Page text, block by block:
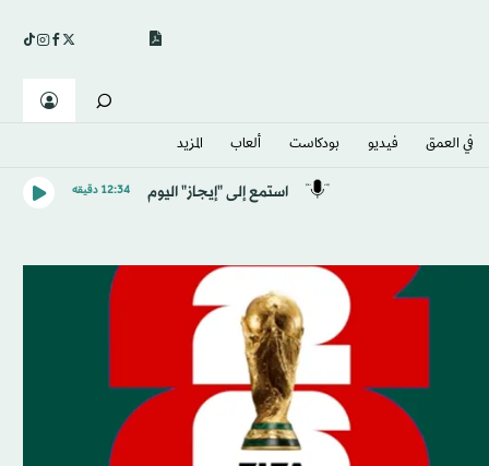
في العمق فيديو بودكاست ألعاب المزيد
استمع إلى "إيجاز" اليوم 12:34 دقيقه